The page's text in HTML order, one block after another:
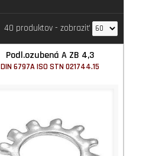
40 produktov - zobraziť
Podl.ozubená A ZB 4,3
DIN 6797A ISO STN 021744.15